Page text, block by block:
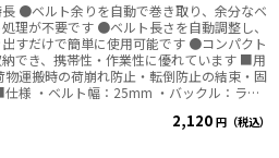
●ベルト余りを自動で巻き取り、余分なベ
理が不要です ●ベルト長さを自動調整し、
出すだけで簡単に使用可能です ●コンパクト
でき、携帯性・作業性に優れています ■用
物運搬時の荷崩れ防止・転倒防止の結束・固
ク ・全長 RTA-2518S：1.8m（固定側0.2m／
2,120 円（税込）